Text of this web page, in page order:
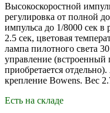
Высокоскоростной
регулировка от полной
импульса до 1/8000 сек в
2.5 сек, цветовая
лампа пилотного света
управление (встроенный
приобретается
крепление Bowens. Вес
Есть на складе